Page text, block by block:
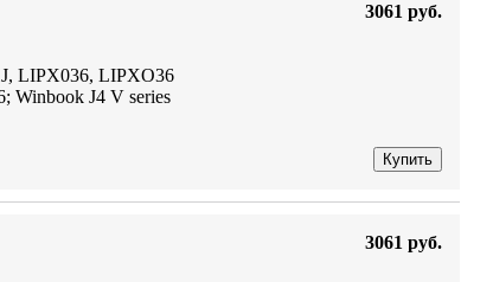
LIPX036, LIPXO36
Winbook J4 V series
3061 руб.
Купить
3061 руб.